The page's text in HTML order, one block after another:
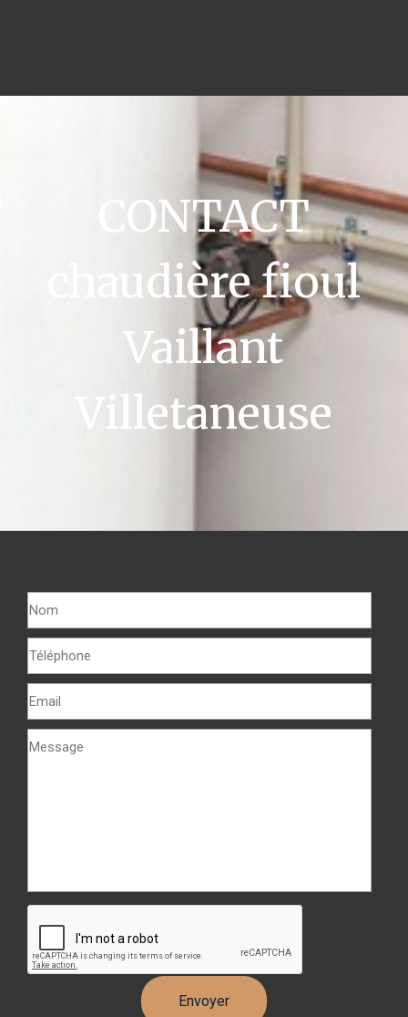
CONTACT
chaudière fioul
Vaillant
Villetaneuse